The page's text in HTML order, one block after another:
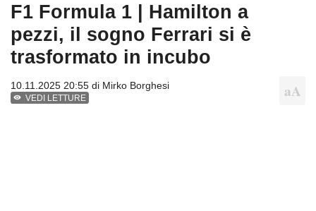
F1 Formula 1 | Hamilton a
pezzi, il sogno Ferrari si è
trasformato in incubo
10.11.2025 20:55 di Mirko Borghesi
VEDI LETTURE